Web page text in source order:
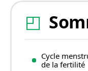
Cycle
de la fertilité